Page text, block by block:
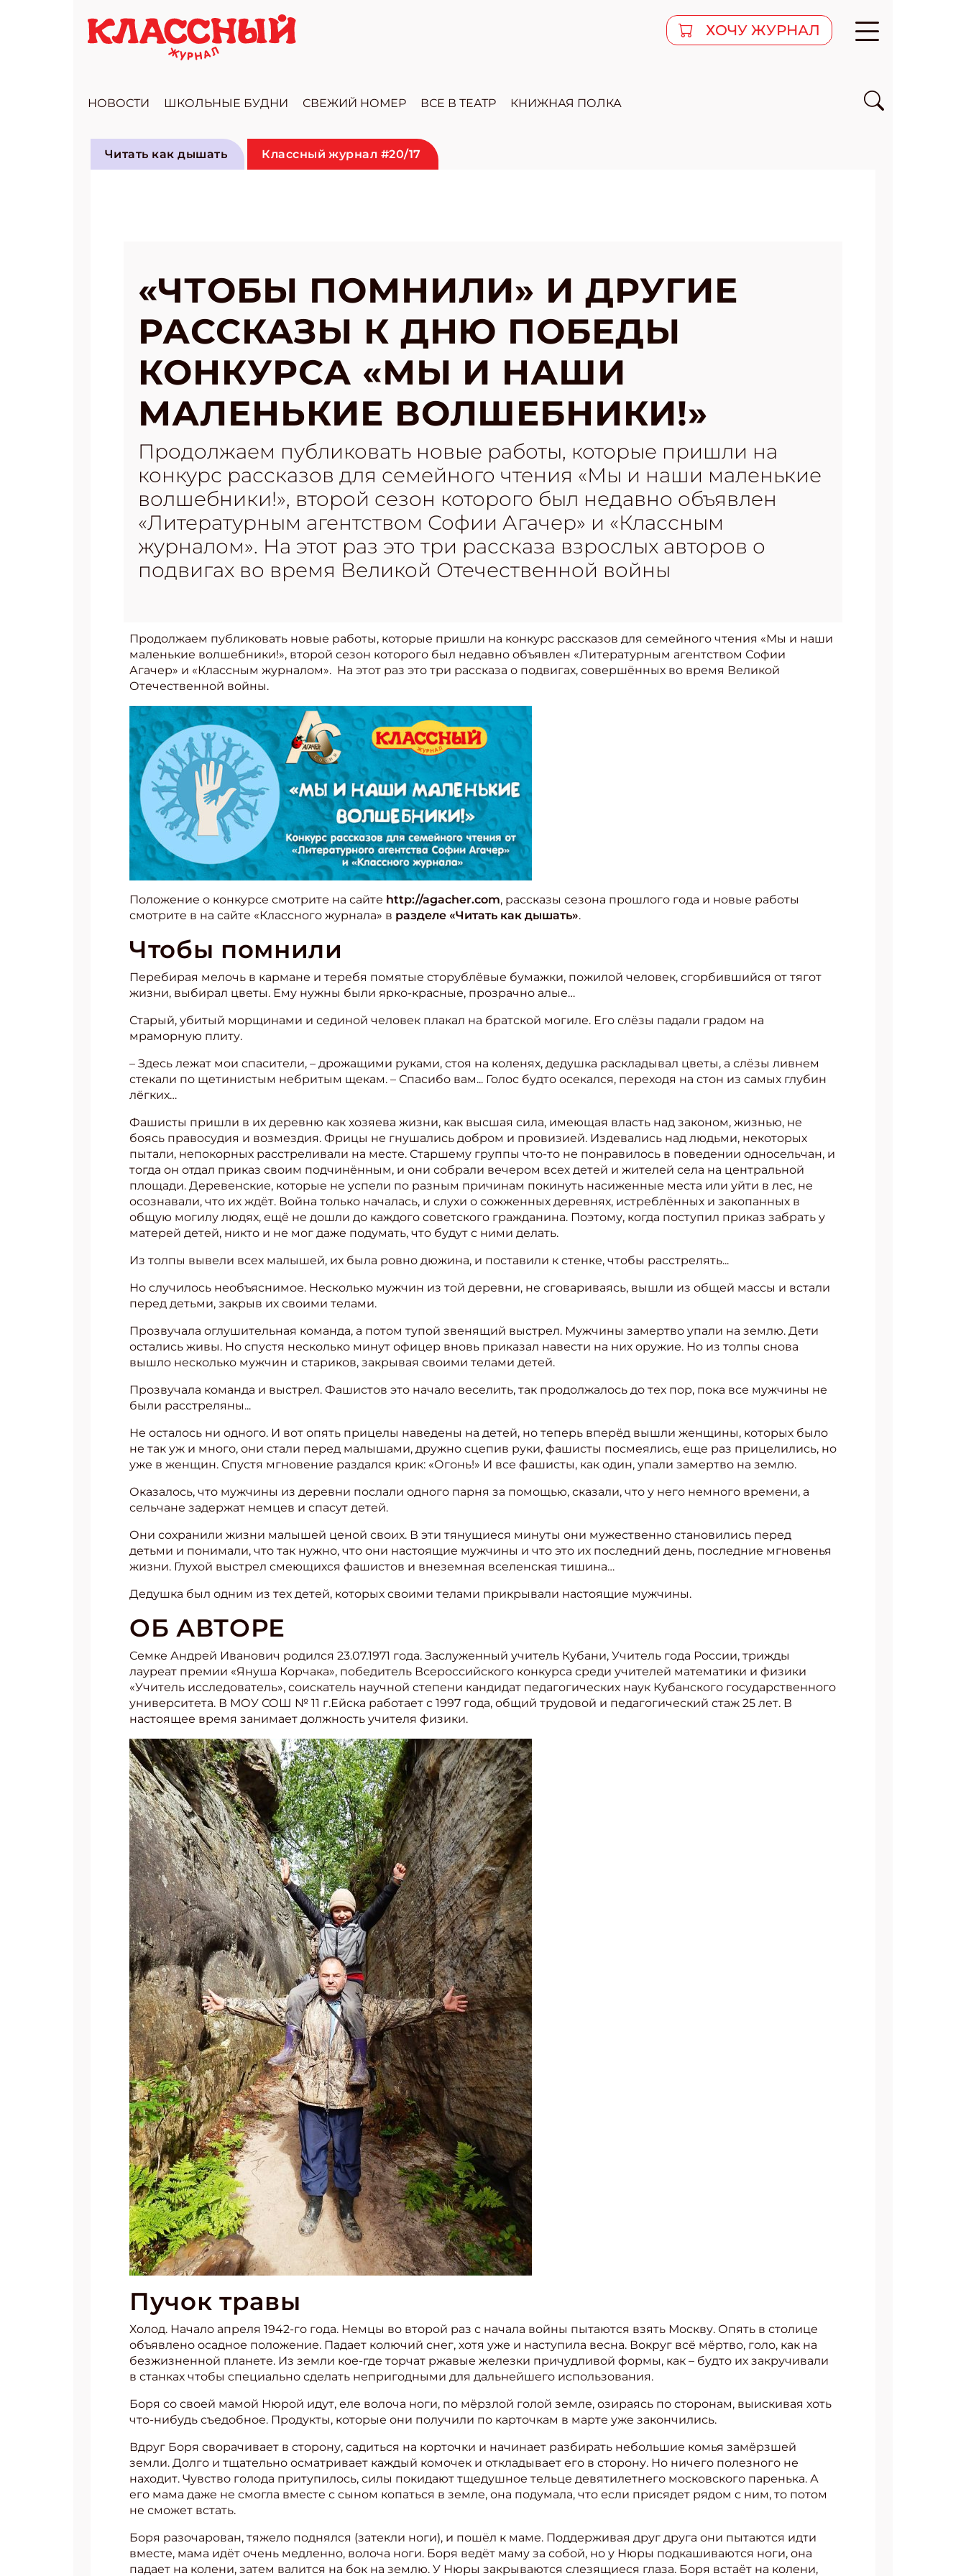
ХОЧУ ЖУРНАЛ
НОВОСТИ ШКОЛЬНЫЕ БУДНИ СВЕЖИЙ НОМЕР ВСЕ В ТЕАТР КНИЖНАЯ ПОЛКА
Читать как дышать Классный журнал #20/17
«ЧТОБЫ ПОМНИЛИ» И ДРУГИЕ
РАССКАЗЫ К ДНЮ ПОБЕДЫ
КОНКУРСА «МЫ И НАШИ
МАЛЕНЬКИЕ ВОЛШЕБНИКИ!»
Продолжаем публиковать новые работы, которые пришли на
конкурс рассказов для семейного чтения «Мы и наши маленькие
волшебники!», второй сезон которого был недавно объявлен
«Литературным агентством Софии Агачер» и «Классным
журналом». На этот раз это три рассказа взрослых авторов о
подвигах во время Великой Отечественной войны
Продолжаем публиковать новые работы, которые пришли на конкурс рассказов для семейного чтения «Мы и наши
маленькие волшебники!», второй сезон которого был недавно объявлен «Литературным агентством Софии
Агачер» и «Классным журналом». На этот раз это три рассказа о подвигах, совершённых во время Великой
Отечественной войны.
Положение о конкурсе смотрите на сайте http://agacher.com, рассказы сезона прошлого года и новые работы
смотрите в на сайте «Классного журнала» в разделе «Читать как дышать».
Чтобы помнили
Перебирая мелочь в кармане и теребя помятые сторублёвые бумажки, пожилой человек, сгорбившийся от тягот
жизни, выбирал цветы. Ему нужны были ярко-красные, прозрачно алые…
Старый, убитый морщинами и сединой человек плакал на братской могиле. Его слёзы падали градом на
мраморную плиту.
– Здесь лежат мои спасители, – дрожащими руками, стоя на коленях, дедушка раскладывал цветы, а слёзы ливнем
стекали по щетинистым небритым щекам. – Спасибо вам... Голос будто осекался, переходя на стон из самых глубин
лёгких…
Фашисты пришли в их деревню как хозяева жизни, как высшая сила, имеющая власть над законом, жизнью, не
боясь правосудия и возмездия. Фрицы не гнушались добром и провизией. Издевались над людьми, некоторых
пытали, непокорных расстреливали на месте. Старшему группы что-то не понравилось в поведении односельчан, и
тогда он отдал приказ своим подчинённым, и они собрали вечером всех детей и жителей села на центральной
площади. Деревенские, которые не успели по разным причинам покинуть насиженные места или уйти в лес, не
осознавали, что их ждёт. Война только началась, и слухи о сожженных деревнях, истреблённых и закопанных в
общую могилу людях, ещё не дошли до каждого советского гражданина. Поэтому, когда поступил приказ забрать у
матерей детей, никто и не мог даже подумать, что будут с ними делать.
Из толпы вывели всех малышей, их была ровно дюжина, и поставили к стенке, чтобы расстрелять...
Но случилось необъяснимое. Несколько мужчин из той деревни, не сговариваясь, вышли из общей массы и встали
перед детьми, закрыв их своими телами.
Прозвучала оглушительная команда, а потом тупой звенящий выстрел. Мужчины замертво упали на землю. Дети
остались живы. Но спустя несколько минут офицер вновь приказал навести на них оружие. Но из толпы снова
вышло несколько мужчин и стариков, закрывая своими телами детей.
Прозвучала команда и выстрел. Фашистов это начало веселить, так продолжалось до тех пор, пока все мужчины не
были расстреляны...
Не осталось ни одного. И вот опять прицелы наведены на детей, но теперь вперёд вышли женщины, которых было
не так уж и много, они стали перед малышами, дружно сцепив руки, фашисты посмеялись, еще раз прицелились, но
уже в женщин. Спустя мгновение раздался крик: «Огонь!» И все фашисты, как один, упали замертво на землю.
Оказалось, что мужчины из деревни послали одного парня за помощью, сказали, что у него немного времени, а
сельчане задержат немцев и спасут детей.
Они сохранили жизни малышей ценой своих. В эти тянущиеся минуты они мужественно становились перед
детьми и понимали, что так нужно, что они настоящие мужчины и что это их последний день, последние мгновенья
жизни. Глухой выстрел смеющихся фашистов и внеземная вселенская тишина…
Дедушка был одним из тех детей, которых своими телами прикрывали настоящие мужчины.
ОБ АВТОРЕ
Семке Андрей Иванович родился 23.07.1971 года. Заслуженный учитель Кубани, Учитель года России, трижды
лауреат премии «Януша Корчака», победитель Всероссийского конкурса среди учителей математики и физики
«Учитель исследователь», соискатель научной степени кандидат педагогических наук Кубанского государственного
университета. В МОУ СОШ № 11 г.Ейска работает с 1997 года, общий трудовой и педагогический стаж 25 лет. В
настоящее время занимает должность учителя физики.
Пучок травы
Холод. Начало апреля 1942-го года. Немцы во второй раз с начала войны пытаются взять Москву. Опять в столице
объявлено осадное положение. Падает колючий снег, хотя уже и наступила весна. Вокруг всё мёртво, голо, как на
безжизненной планете. Из земли кое-где торчат ржавые железки причудливой формы, как – будто их закручивали
в станках чтобы специально сделать непригодными для дальнейшего использования.
Боря со своей мамой Нюрой идут, еле волоча ноги, по мёрзлой голой земле, озираясь по сторонам, выискивая хоть
что-нибудь съедобное. Продукты, которые они получили по карточкам в марте уже закончились.
Вдруг Боря сворачивает в сторону, садиться на корточки и начинает разбирать небольшие комья замёрзшей
земли. Долго и тщательно осматривает каждый комочек и откладывает его в сторону. Но ничего полезного не
находит. Чувство голода притупилось, силы покидают тщедушное тельце девятилетнего московского паренька. А
его мама даже не смогла вместе с сыном копаться в земле, она подумала, что если присядет рядом с ним, то потом
не сможет встать.
Боря разочарован, тяжело поднялся (затекли ноги), и пошёл к маме. Поддерживая друг друга они пытаются идти
вместе, мама идёт очень медленно, волоча ноги. Боря ведёт маму за собой, но у Нюры подкашиваются ноги, она
падает на колени, затем валится на бок на землю. У Нюры закрываются слезящиеся глаза. Боря встаёт на колени,
Подпишись на рассылку
Получи электронный "Классный журнал" в подарок!
Укажите имя
ПОДПИСАТЬСЯ